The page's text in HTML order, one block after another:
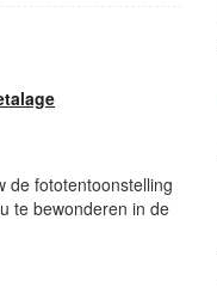
de fototentoonstelling
te bewonderen in de